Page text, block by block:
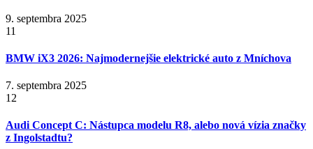
9. septembra 2025
11
BMW iX3 2026: Najmodernejšie elektrické auto z Mníchova
7. septembra 2025
12
Audi Concept C: Nástupca modelu R8, alebo nová vízia značky
z Ingolstadtu?